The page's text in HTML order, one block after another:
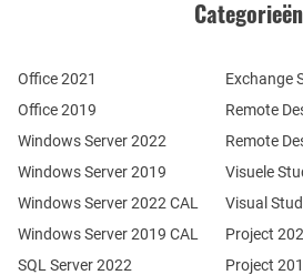
Categorieën
Office 2021
Office 2019
Windows Server 2022
Windows Server 2019
SQL Server 2022
Windows Server 2022 CAL
Windows Server 2019 CAL
Remote
Remote
Exchange
Visuele
Visual
Project
Project